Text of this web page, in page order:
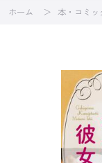
ホーム 本・コミ